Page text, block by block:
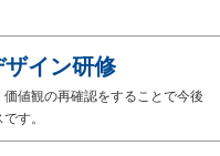
ザイン研修
値観の再確認をすることで今後
す。